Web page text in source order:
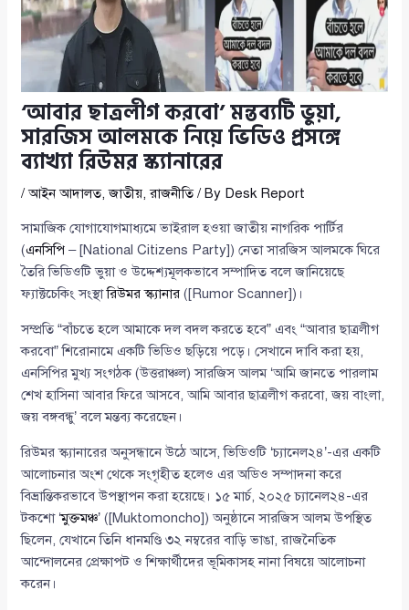
‘আবার ছাত্রলীগ করবো’ মন্তব্যটি ভুয়া,
সারজিস আলমকে নিয়ে ভিডিও প্রসঙ্গে
ব্যাখ্যা রিউমর স্ক্যানারের
/আইন আদালত,জাতীয়,রাজনীতি/ By Desk Report
সামাজিক যোগাযোগমাধ্যমে ভাইরাল হওয়া জাতীয় নাগরিক পার্টির
(এনসিপি – [National Citizens Party]) নেতা সারজিস আলমকে ঘিরে
তৈরি ভিডিওটি ভুয়া ও উদ্দেশ্যমূলকভাবে সম্পাদিত বলে জানিয়েছে
ফ্যাক্টচেকিং সংস্থারিউমর স্ক্যানার ([Rumor Scanner])।
সম্প্রতি “বাঁচতে হলে আমাকে দল বদল করতে হবে” এবং “আবার ছাত্রলীগ
করবো” শিরোনামে একটি ভিডিও ছড়িয়ে পড়ে। সেখানে দাবি করা হয়,
এনসিপির মুখ্য সংগঠক (উত্তরাঞ্চল) সারজিস আলম ‘আমি জানতে পারলাম
শেখ হাসিনা আবার ফিরে আসবে, আমি আবার ছাত্রলীগ করবো, জয় বাংলা,
জয় বঙ্গবন্ধু’ বলে মন্তব্য করেছেন।
রিউমর স্ক্যানারের অনুসন্ধানে উঠে আসে, ভিডিওটি ‘চ্যানেল২৪’-এর একটি
আলোচনার অংশ থেকে সংগৃহীত হলেও এর অডিও সম্পাদনা করে
বিভ্রান্তিকরভাবে উপস্থাপন করা হয়েছে। ১৫ মার্চ, ২০২৫ চ্যানেল২৪-এর
টকশো ‘মুক্তমঞ্চ’ ([Muktomoncho]) অনুষ্ঠানে সারজিস আলম উপস্থিত
ছিলেন, যেখানে তিনি ধানমণ্ডি ৩২ নম্বরের বাড়ি ভাঙা, রাজনৈতিক
আন্দোলনের প্রেক্ষাপট ও শিক্ষার্থীদের ভূমিকাসহ নানা বিষয়ে আলোচনা
করেন।